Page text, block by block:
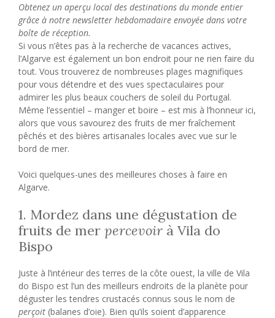
Obtenez un aperçu local des destinations du monde entier
grâce à notre newsletter hebdomadaire envoyée dans votre
boîte de réception.
Si vous n’êtes pas à la recherche de vacances actives,
l’Algarve est également un bon endroit pour ne rien faire du
tout. Vous trouverez de nombreuses plages magnifiques
pour vous détendre et des vues spectaculaires pour
admirer les plus beaux couchers de soleil du Portugal.
Même l’essentiel – manger et boire – est mis à l’honneur ici,
alors que vous savourez des fruits de mer fraîchement
pêchés et des bières artisanales locales avec vue sur le
bord de mer.
Voici quelques-unes des meilleures choses à faire en
Algarve.
1. Mordez dans une dégustation de
fruits de mer percevoir à Vila do
Bispo
Juste à l’intérieur des terres de la côte ouest, la ville de Vila
do Bispo est l’un des meilleurs endroits de la planète pour
déguster les tendres crustacés connus sous le nom de
perçoit (balanes d’oie). Bien qu’ils soient d’apparence